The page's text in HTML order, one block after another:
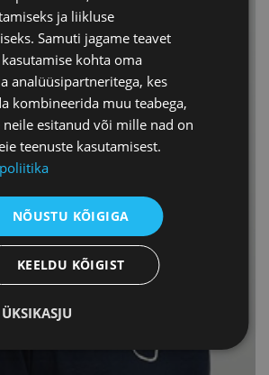
ja liikluse
Samuti jagame teavet
kohta oma
analüüsipartneritega, kes
kombineerida muu teabega,
esitanud või mille nad on
teenuste kasutamisest.
NÕUSTU KÕIGIGA
KEELDU KÕIGIST